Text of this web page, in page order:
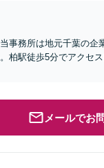
事務所は地元千葉の企
柏駅徒歩5分でアクセ
メールでお